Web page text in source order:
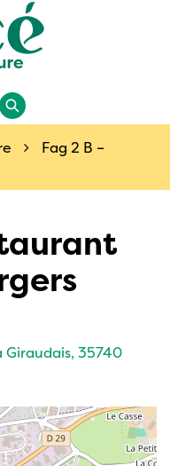
Recherche
Fag 2 B –
Giraudais, 35740